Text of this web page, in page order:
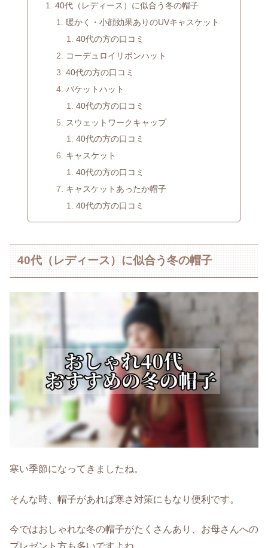
40代（レディース）に似合う冬の帽子
暖かく・小顔効果ありのUVキャスケット
40代の方の口コミ
コーデュロイリボンハット
40代の方の口コミ
バケットハット
40代の方の口コミ
スウェットワークキャップ
40代の方の口コミ
キャスケット
40代の方の口コミ
キャスケットあったか帽子
40代の方の口コミ
40代（レディース）に似合う冬の帽子
寒い季節になってきましたね。
そんな時、帽子があれば寒さ対策にもなり便利です。
今ではおしゃれな冬の帽子がたくさんあり、お母さんへの
プレゼント方も多いですよね。